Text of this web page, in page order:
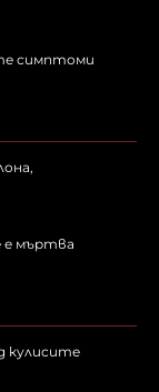
симптоми
е мъртва
кулисите